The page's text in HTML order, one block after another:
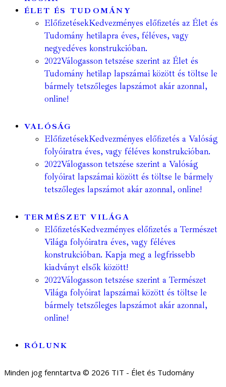
ÉLET ÉS TUDOMÁNY
ElőfizetésekKedvezményes előfizetés az Élet és
Tudomány hetilapra éves, féléves, vagy
negyedéves konstrukcióban.
2022Válogasson tetszése szerint az Élet és
Tudomány hetilap lapszámai között és töltse le
bármely tetszőleges lapszámot akár azonnal,
online!
VALÓSÁG
ElőfizetésekKedvezményes előfizetés a Valóság
folyóiratra éves, vagy féléves konstrukcióban.
2022Válogasson tetszése szerint a Valóság
folyóirat lapszámai között és töltse le bármely
tetszőleges lapszámot akár azonnal, online!
TERMÉSZET VILÁGA
ElőfizetésKedvezményes előfizetés a Természet
Világa folyóiratra éves, vagy féléves
konstrukcióban. Kapja meg a legfrissebb
kiadványt elsők között!
2022Válogasson tetszése szerint a Természet
Világa folyóirat lapszámai között és töltse le
bármely tetszőleges lapszámot akár azonnal,
online!
RÓLUNK
Minden jog fenntartva © 2026 TIT - Élet és Tudomány